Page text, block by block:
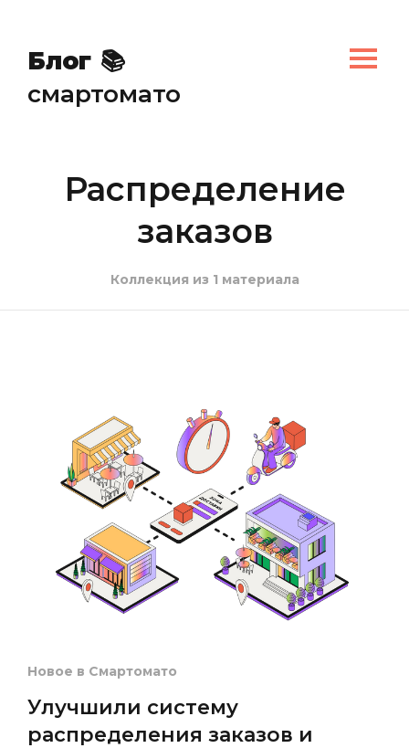
Блог 📚
смартомато
Распределение
заказов
Коллекция из 1 материала
Новое в Смартомато
Улучшили систему
распределения заказов и
📚
🍔
✏️
🍔
📚
📚